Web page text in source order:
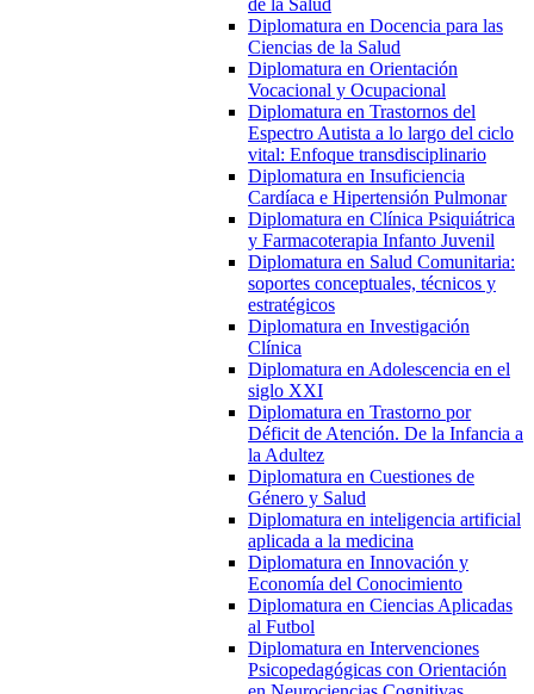
de la Salud
Diplomatura en Docencia para las
Ciencias de la Salud
Diplomatura en Orientación
Vocacional y Ocupacional
Diplomatura en Trastornos del
Espectro Autista a lo largo del ciclo
vital: Enfoque transdisciplinario
Diplomatura en Insuficiencia
Cardíaca e Hipertensión Pulmonar
Diplomatura en Clínica Psiquiátrica
y Farmacoterapia Infanto Juvenil
Diplomatura en Salud Comunitaria:
soportes conceptuales, técnicos y
estratégicos
Diplomatura en Investigación
Clínica
Diplomatura en Adolescencia en el
siglo XXI
Diplomatura en Trastorno por
Déficit de Atención. De la Infancia a
la Adultez
Diplomatura en Cuestiones de
Género y Salud
Diplomatura en inteligencia artificial
aplicada a la medicina
Diplomatura en Innovación y
Economía del Conocimiento
Diplomatura en Ciencias Aplicadas
al Futbol
Diplomatura en Intervenciones
Psicopedagógicas con Orientación